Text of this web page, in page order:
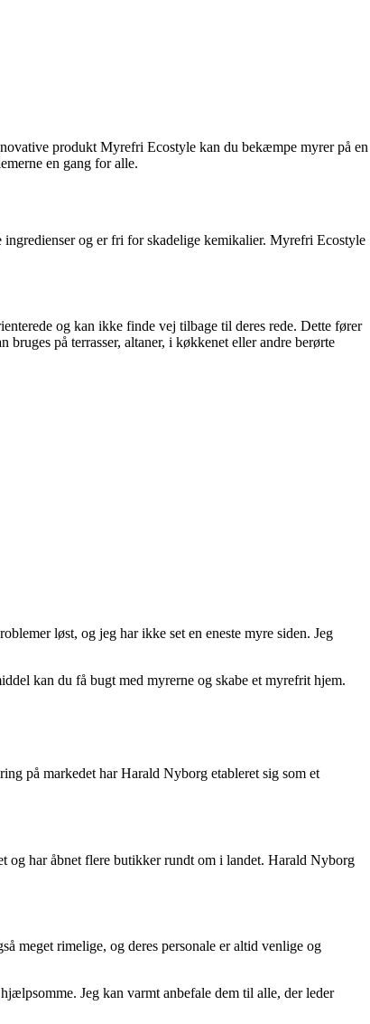
produkt Myrefri Ecostyle kan du bekæmpe myrer på en
en gang for alle.
og er fri for skadelige kemikalier. Myrefri Ecostyle
og kan ikke finde vej tilbage til deres rede. Dette fører
på terrasser, altaner, i køkkenet eller andre berørte
løst, og jeg har ikke set en eneste myre siden. Jeg
kan du få bugt med myrerne og skabe et myrefrit hjem.
på markedet har Harald Nyborg etableret sig som et
har åbnet flere butikker rundt om i landet. Harald Nyborg
meget rimelige, og deres personale er altid venlige og
Jeg kan varmt anbefale dem til alle, der leder